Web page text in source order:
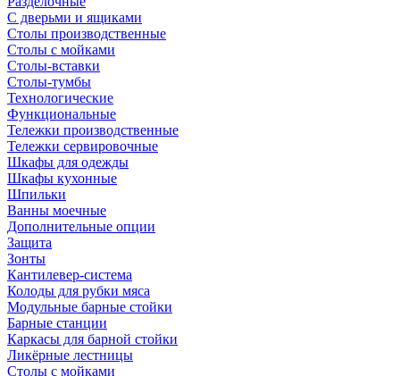
С дверьми и ящиками
Столы производственные
Столы с мойками
Столы-вставки
Столы-тумбы
Технологические
Функциональные
Тележки производственные
Тележки сервировочные
Шкафы для одежды
Шкафы кухонные
Шпильки
Ванны моечные
Дополнительные опции
Защита
Зонты
Кантилевер-система
Колоды для рубки мяса
Модульные барные стойки
Барные станции
Каркасы для барной стойки
Ликёрные лестницы
Столы с мойками